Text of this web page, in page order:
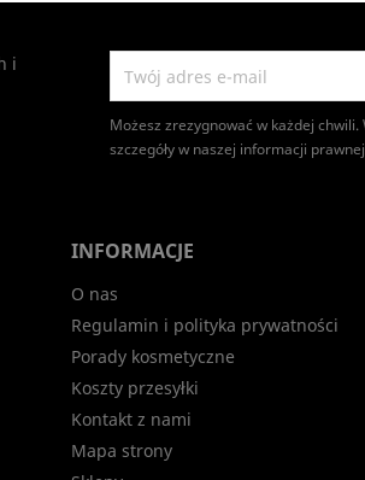
i
Możesz zrezygnować w każdej
szczegóły w naszej informacji
INFORMACJE
O nas
Regulamin i polityka prywatności
Porady kosmetyczne
Koszty przesyłki
Kontakt z nami
Mapa strony